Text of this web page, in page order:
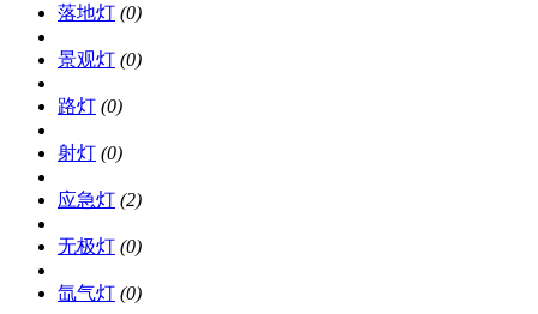
落地灯 (0)
景观灯 (0)
路灯 (0)
射灯 (0)
应急灯 (2)
无极灯 (0)
氙气灯 (0)